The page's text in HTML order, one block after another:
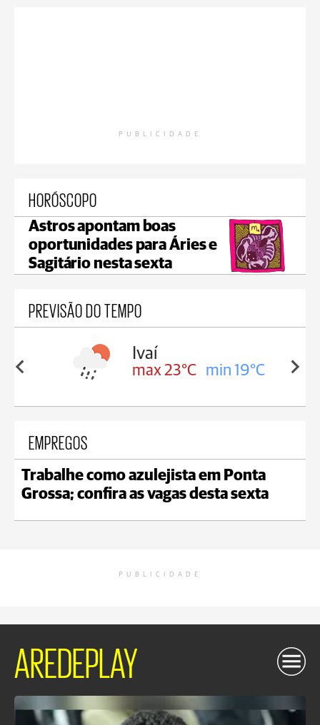
PUBLICIDADE
HORÓSCOPO
Astros apontam boas
oportunidades para Áries e
Sagitário nesta sexta
PREVISÃO DO TEMPO
17°C
Ivaí
max 23°C min 19°C
EMPREGOS
Trabalhe como azulejista em Ponta
Grossa; confira as vagas desta sexta
PUBLICIDADE
AREDEPLAY